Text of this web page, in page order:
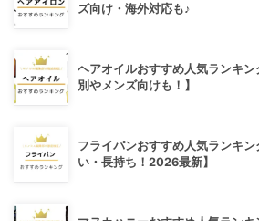
ズ向け・海外対応も♪
ヘアオイルおすすめ人気ランキ
別やメンズ向けも！】
フライパンおすすめ人気ランキ
い・長持ち！2026最新】